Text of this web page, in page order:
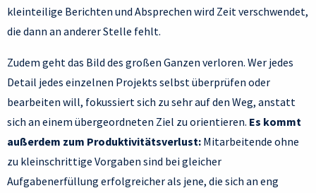
kleinteilige Berichten und Absprechen wird Zeit verschwendet,
die dann an anderer Stelle fehlt.
Zudem geht das Bild des großen Ganzen verloren. Wer jedes
Detail jedes einzelnen Projekts selbst überprüfen oder
bearbeiten will, fokussiert sich zu sehr auf den Weg, anstatt
sich an einem übergeordneten Ziel zu orientieren. Es kommt
außerdem zum Produktivitätsverlust: Mitarbeitende ohne
zu kleinschrittige Vorgaben sind bei gleicher
Aufgabenerfüllung erfolgreicher als jene, die sich an eng